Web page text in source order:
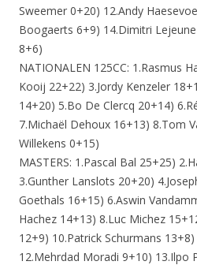
Sweemer 0+20) 12.Andy
Boogaerts 6+9) 14.Dimitri
8+6)
NATIONALEN 125CC: 1.Rasmus
Kooij 22+22) 3.Jordy Kenzeler
14+20) 5.Bo De Clercq 20+14)
7.Michaël Dehoux 16+13) 8.Tom
Willekens 0+15)
MASTERS: 1.Pascal Bal 25+25)
3.Gunther Lanslots 20+20)
Goethals 16+15) 6.Aswin
Hachez 14+13) 8.Luc Michez
12+9) 10.Patrick Schurmans
12.Mehrdad Moradi 9+10) 13.Ilpo